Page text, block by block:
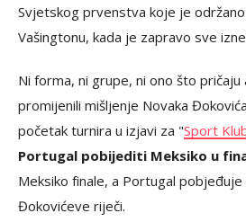
Svjetskog prvenstva koje je
Vašingtonu, kada je zapravo sve
Ni forma, ni grupe, ni ono što pričaju
promijenili mišljenje Novaka
početak turnira u izjavi za "Sport
Portugal pobijediti Meksiko u
Meksiko finale, a Portugal pobjeđuje
Đokovićeve riječi.